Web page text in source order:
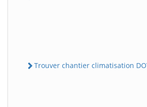
Trouver chantier climatisation